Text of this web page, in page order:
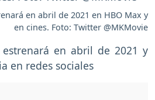
en abril de 2021 en HBO Max y
en cines. Foto: Twitter @MKMovie
en abril de 2021 y
en redes sociales